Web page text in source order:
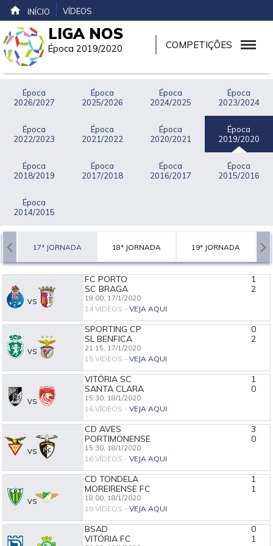
INÍCIO VÍDEOS
LIGA NOS
Época 2019/2020 COMPETIÇÕES
Época
2026/2027
Época
2025/2026
Época
2024/2025
Época
2023/2024
Época
2022/2023
Época
2021/2022
Época
2020/2021
Época
2019/2020
Época
2018/2019
Época
2017/2018
Época
2016/2017
Época
2015/2016
Época
2014/2015
17ª JORNADA 18ª JORNADA 19ª JORNADA
VS
FC PORTO
1
SC BRAGA
2
19:00, 17/1/2020
14 VÍDEOS - VEJA AQUI
VS
SPORTING CP
0
SL BENFICA
2
21:15, 17/1/2020
15 VÍDEOS - VEJA AQUI
VS
VITÓRIA SC
1
SANTA CLARA
0
15:30, 18/1/2020
16 VÍDEOS - VEJA AQUI
VS
CD AVES
3
PORTIMONENSE
0
15:30, 18/1/2020
16 VÍDEOS - VEJA AQUI
VS
CD TONDELA
1
MOREIRENSE FC
1
18:00, 18/1/2020
18 VÍDEOS - VEJA AQUI
BSAD
0
VITÓRIA FC
1